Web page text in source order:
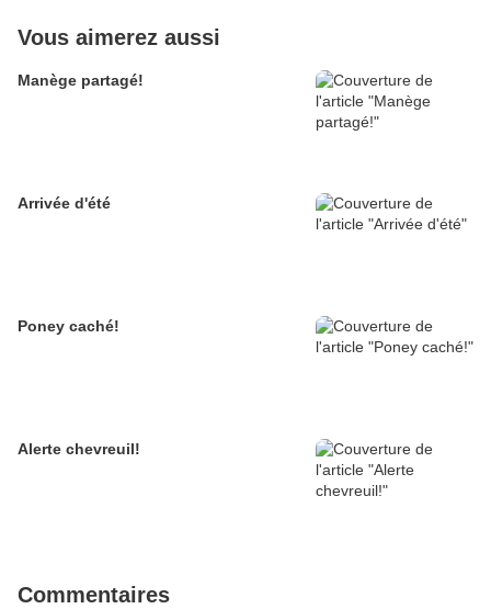
Vous aimerez aussi
Manège partagé!
Arrivée d'été
Poney caché!
Alerte chevreuil!
Commentaires